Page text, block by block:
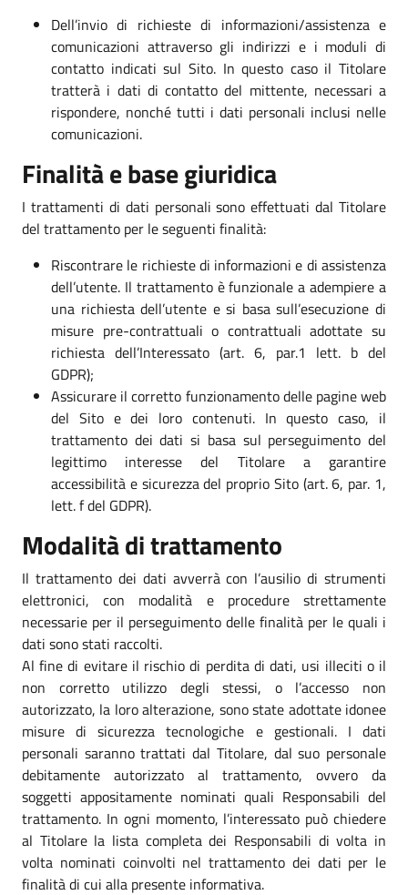
Dell’invio di richieste di informazioni/assistenza e
comunicazioni attraverso gli indirizzi e i moduli di
contatto indicati sul Sito. In questo caso il Titolare
tratterà i dati di contatto del mittente, necessari a
rispondere, nonché tutti i dati personali inclusi nelle
comunicazioni.
Finalità e base giuridica
I trattamenti di dati personali sono effettuati dal Titolare
del trattamento per le seguenti finalità:
Riscontrare le richieste di informazioni e di assistenza
dell’utente. Il trattamento è funzionale a adempiere a
una richiesta dell’utente e si basa sull’esecuzione di
misure pre-contrattuali o contrattuali adottate su
richiesta dell’Interessato (art. 6, par.1 lett. b del
GDPR);
Assicurare il corretto funzionamento delle pagine web
del Sito e dei loro contenuti. In questo caso, il
trattamento dei dati si basa sul perseguimento del
legittimo interesse del Titolare a garantire
accessibilità e sicurezza del proprio Sito (art. 6, par. 1,
lett. f del GDPR).
Modalità di trattamento
Il trattamento dei dati avverrà con l’ausilio di strumenti
elettronici, con modalità e procedure strettamente
necessarie per il perseguimento delle finalità per le quali i
dati sono stati raccolti.
Al fine di evitare il rischio di perdita di dati, usi illeciti o il
non corretto utilizzo degli stessi, o l’accesso non
autorizzato, la loro alterazione, sono state adottate idonee
misure di sicurezza tecnologiche e gestionali. I dati
personali saranno trattati dal Titolare, dal suo personale
debitamente autorizzato al trattamento, ovvero da
soggetti appositamente nominati quali Responsabili del
trattamento. In ogni momento, l’interessato può chiedere
al Titolare la lista completa dei Responsabili di volta in
volta nominati coinvolti nel trattamento dei dati per le
finalità di cui alla presente informativa.